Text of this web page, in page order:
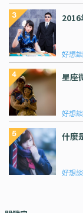
2016
好想
星座
好想
什麼
好想